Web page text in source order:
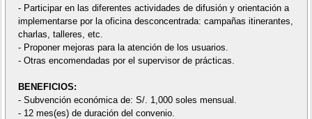
- Participar en las diferentes actividades de difusión y orientación a
implementarse por la oficina desconcentrada: campañas itinerantes,
charlas, talleres, etc.
- Proponer mejoras para la atención de los usuarios.
- Otras encomendadas por el supervisor de prácticas.
BENEFICIOS:
- Subvención económica de: S/. 1,000 soles mensual.
- 12 mes(es) de duración del convenio.